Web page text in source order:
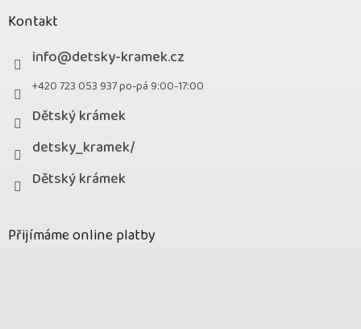
Kontakt
info@detsky-kramek.cz
+420 723 053 937 po-pá 9:00-17:00
Dětský krámek
detsky_kramek/
Dětský krámek
Přijímáme online platby